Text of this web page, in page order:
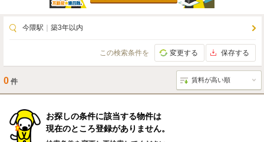
今隈駅 築3年以内
この検索条件を 変更する 保存する
0 件
お探しの条件に該当する物件は
現在のところ登録がありません。